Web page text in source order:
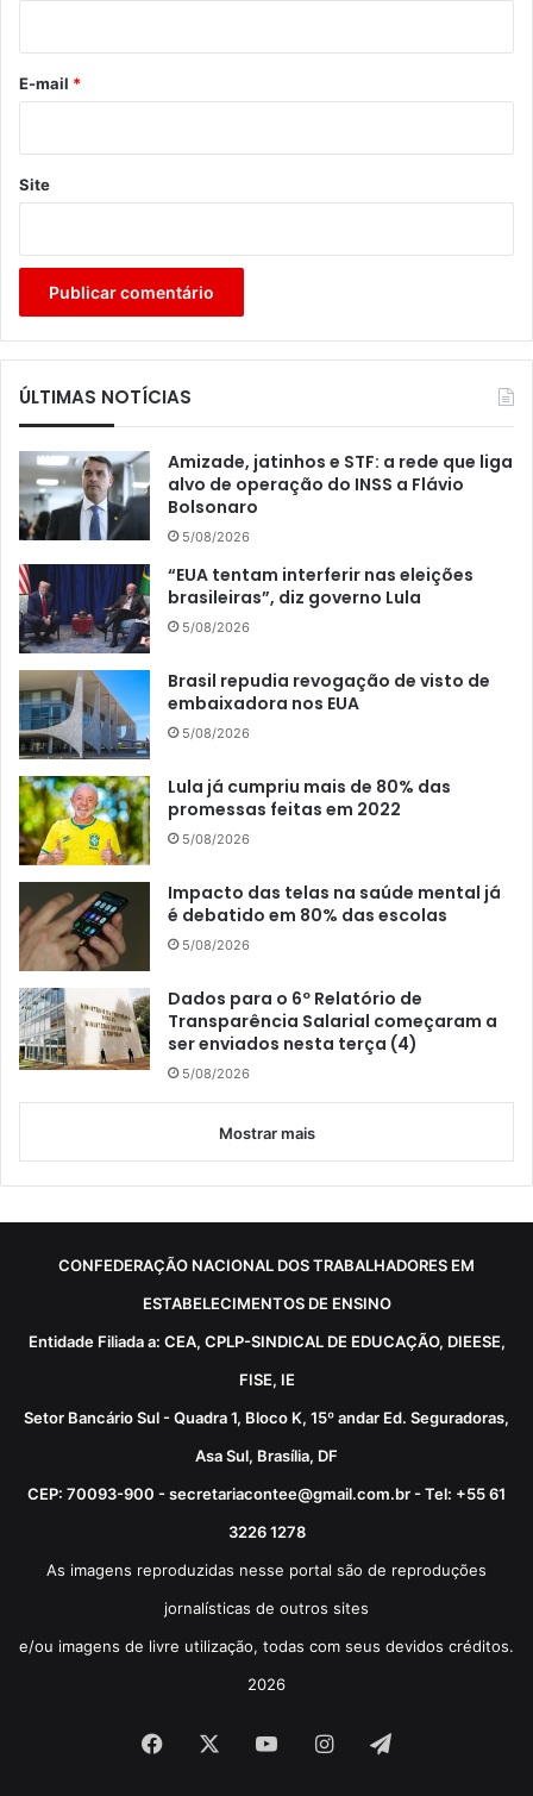
*
E-mail *
Site
ÚLTIMAS NOTÍCIAS
Amizade, jatinhos e STF: a rede que liga
alvo de operação do INSS a Flávio
Bolsonaro
5/08/2026
“EUA tentam interferir nas eleições
brasileiras”, diz governo Lula
5/08/2026
Brasil repudia revogação de visto de
embaixadora nos EUA
5/08/2026
Lula já cumpriu mais de 80% das
promessas feitas em 2022
5/08/2026
Impacto das telas na saúde mental já
é debatido em 80% das escolas
5/08/2026
Dados para o 6º Relatório de
Transparência Salarial começaram a
ser enviados nesta terça (4)
5/08/2026
Mostrar mais
CONFEDERAÇÃO NACIONAL DOS TRABALHADORES EM
ESTABELECIMENTOS DE ENSINO
Entidade Filiada a: CEA, CPLP-SINDICAL DE EDUCAÇÃO, DIEESE,
FISE, IE
Setor Bancário Sul - Quadra 1, Bloco K, 15º andar Ed. Seguradoras,
Asa Sul, Brasília, DF
CEP: 70093-900 - secretariacontee@gmail.com.br - Tel: +55 61
3226 1278
As imagens reproduzidas nesse portal são de reproduções
jornalísticas de outros sites
e/ou imagens de livre utilização, todas com seus devidos créditos.
2026
Facebook YouTubeInstagram